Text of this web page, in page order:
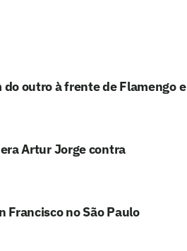
outro à frente de Flamengo e
Artur Jorge contra
Francisco no São Paulo